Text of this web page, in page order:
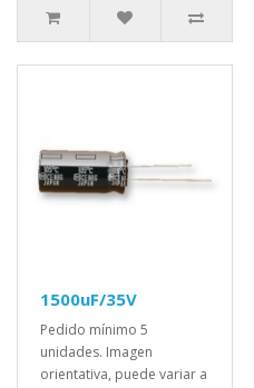
1500uF/35V
Pedido mínimo 5
unidades. Imagen
orientativa, puede variar a